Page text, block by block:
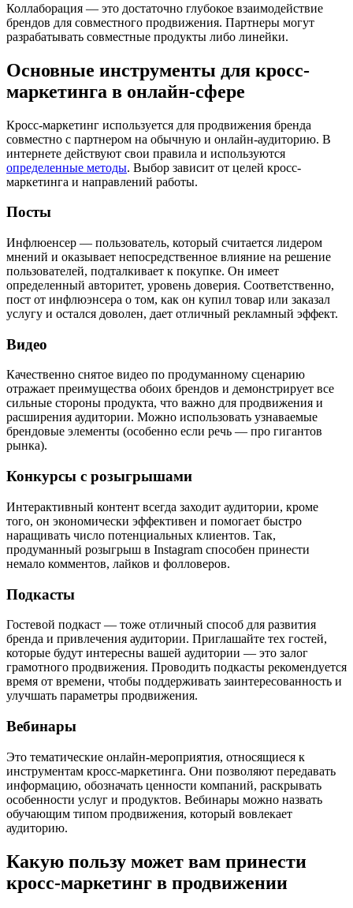
Коллаборация — это достаточно глубокое взаимодействие
брендов для совместного продвижения. Партнеры могут
разрабатывать совместные продукты либо линейки.
Основные инструменты для кросс-
маркетинга в онлайн-сфере
Кросс-маркетинг используется для продвижения бренда
совместно с партнером на обычную и онлайн-аудиторию. В
интернете действуют свои правила и используются
определенные методы. Выбор зависит от целей кросс-
маркетинга и направлений работы.
Посты
Инфлюенсер — пользователь, который считается лидером
мнений и оказывает непосредственное влияние на решение
пользователей, подталкивает к покупке. Он имеет
определенный авторитет, уровень доверия. Соответственно,
пост от инфлюэнсера о том, как он купил товар или заказал
услугу и остался доволен, дает отличный рекламный эффект.
Видео
Качественно снятое видео по продуманному сценарию
отражает преимущества обоих брендов и демонстрирует все
сильные стороны продукта, что важно для продвижения и
расширения аудитории. Можно использовать узнаваемые
брендовые элементы (особенно если речь — про гигантов
рынка).
Конкурсы с розыгрышами
Интерактивный контент всегда заходит аудитории, кроме
того, он экономически эффективен и помогает быстро
наращивать число потенциальных клиентов. Так,
продуманный розыгрыш в Instagram способен принести
немало комментов, лайков и фолловеров.
Подкасты
Гостевой подкаст — тоже отличный способ для развития
бренда и привлечения аудитории. Приглашайте тех гостей,
которые будут интересны вашей аудитории — это залог
грамотного продвижения. Проводить подкасты рекомендуется
время от времени, чтобы поддерживать заинтересованность и
улучшать параметры продвижения.
Вебинары
Это тематические онлайн-мероприятия, относящиеся к
инструментам кросс-маркетинга. Они позволяют передавать
информацию, обозначать ценности компаний, раскрывать
особенности услуг и продуктов. Вебинары можно назвать
обучающим типом продвижения, который вовлекает
аудиторию.
Какую пользу может вам принести
кросс-маркетинг в продвижении